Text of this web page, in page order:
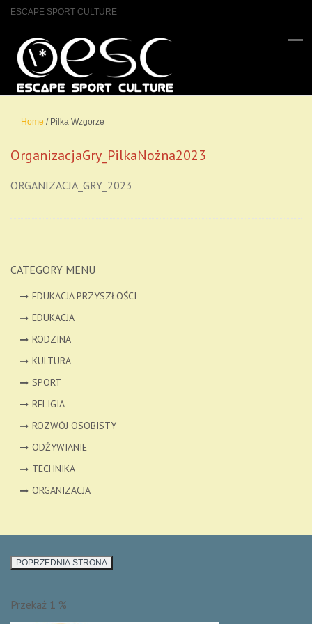
ESCAPE SPORT CULTURE
Home / Pilka Wzgorze
OrganizacjaGry_PilkaNożna2023
ORGANIZACJA_GRY_2023
CATEGORY MENU
EDUKACJA PRZYSZŁOŚCI
EDUKACJA
RODZINA
KULTURA
SPORT
RELIGIA
ROZWÓJ OSOBISTY
ODŻYWIANIE
TECHNIKA
ORGANIZACJA
Przekaż 1 %